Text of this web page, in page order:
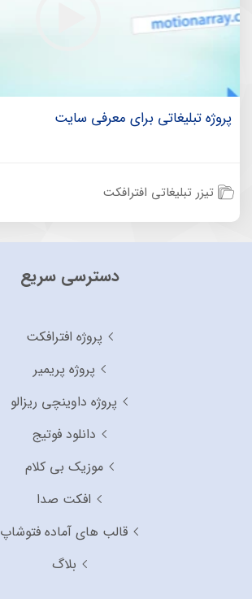
پروژه تبلیغاتی برای معرفی سایت
تیزر تبلیغاتی افترافکت
دسترسی سریع
پروژه افترافکت
پروژه پریمیر
پروژه داوینچی ریزالو
دانلود فوتیج
موزیک بی کلام
افکت صدا
قالب های آماده فتوشاپ
بلاگ